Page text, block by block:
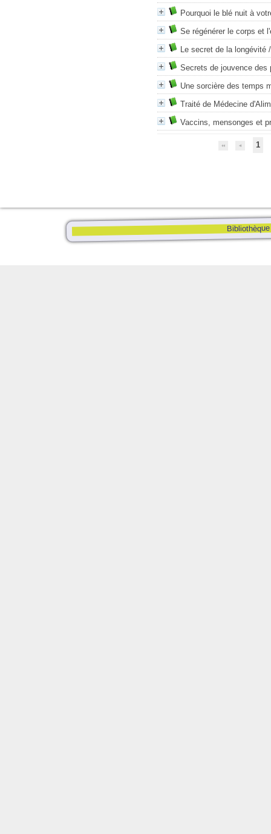
Pourquoi le blé nuit à
Se régénérer le corps et
Le secret de la longévité
Secrets de jouvence des
Une sorcière des temps
Traité de Médecine
Vaccins, mensonges et
1